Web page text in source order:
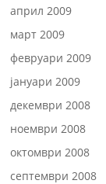
април 2009
март 2009
февруари 2009
јануари 2009
декември 2008
ноември 2008
октомври 2008
септември 2008